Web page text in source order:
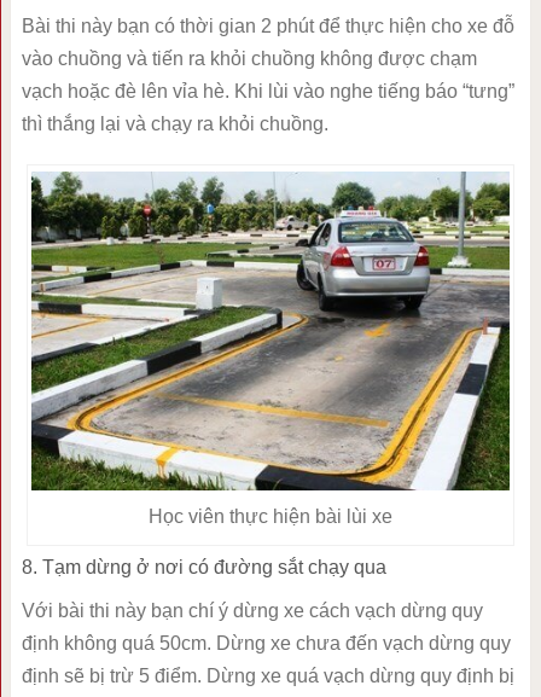
Bài thi này bạn có thời gian 2 phút để thực hiện cho xe đỗ
vào chuồng và tiến ra khỏi chuồng không được chạm
vạch hoặc đè lên vỉa hè. Khi lùi vào nghe tiếng báo “tưng”
thì thắng lại và chạy ra khỏi chuồng.
Học viên thực hiện bài lùi xe
8. Tạm dừng ở nơi có đường sắt chạy qua
Với bài thi này bạn chí ý dừng xe cách vạch dừng quy
định không quá 50cm. Dừng xe chưa đến vạch dừng quy
định sẽ bị trừ 5 điểm. Dừng xe quá vạch dừng quy định bị